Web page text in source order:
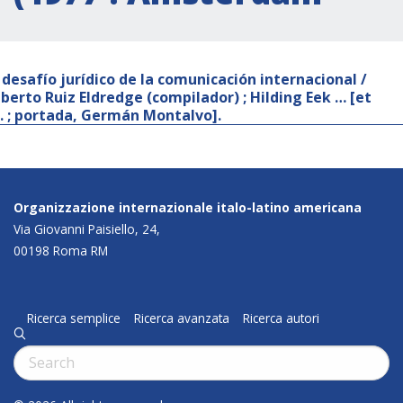
desafío jurídico de la comunicación internacional /
Ruiz Eldredge (compilador) ; Hilding Eek … [et
; portada, Germán Montalvo].
Organizzazione internazionale italo-latino americana
Via Giovanni Paisiello, 24,
00198 Roma RM
Ricerca semplice Ricerca avanzata Ricerca autori
q
Cerca: